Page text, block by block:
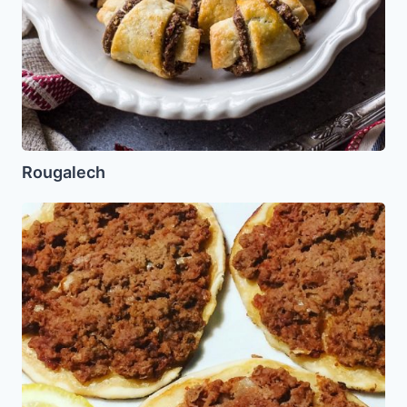
Rougalech
Lajmayin
Faciles